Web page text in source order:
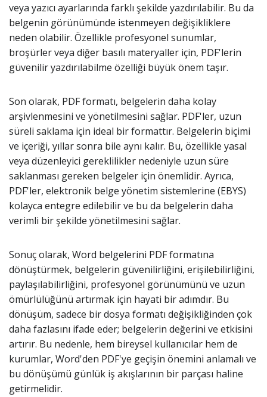
veya yazıcı ayarlarında farklı şekilde yazdırılabilir. Bu da
belgenin görünümünde istenmeyen değişikliklere
neden olabilir. Özellikle profesyonel sunumlar,
broşürler veya diğer basılı materyaller için, PDF'lerin
güvenilir yazdırılabilme özelliği büyük önem taşır.
Son olarak, PDF formatı, belgelerin daha kolay
arşivlenmesini ve yönetilmesini sağlar. PDF'ler, uzun
süreli saklama için ideal bir formattır. Belgelerin biçimi
ve içeriği, yıllar sonra bile aynı kalır. Bu, özellikle yasal
veya düzenleyici gereklilikler nedeniyle uzun süre
saklanması gereken belgeler için önemlidir. Ayrıca,
PDF'ler, elektronik belge yönetim sistemlerine (EBYS)
kolayca entegre edilebilir ve bu da belgelerin daha
verimli bir şekilde yönetilmesini sağlar.
Sonuç olarak, Word belgelerini PDF formatına
dönüştürmek, belgelerin güvenilirliğini, erişilebilirliğini,
paylaşılabilirliğini, profesyonel görünümünü ve uzun
ömürlülüğünü artırmak için hayati bir adımdır. Bu
dönüşüm, sadece bir dosya formatı değişikliğinden çok
daha fazlasını ifade eder; belgelerin değerini ve etkisini
artırır. Bu nedenle, hem bireysel kullanıcılar hem de
kurumlar, Word'den PDF'ye geçişin önemini anlamalı ve
bu dönüşümü günlük iş akışlarının bir parçası haline
getirmelidir.